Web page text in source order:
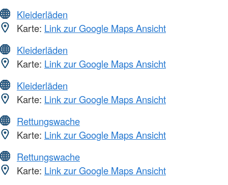
Kleiderläden
Karte: Link zur Google Maps Ansicht
Kleiderläden
Karte: Link zur Google Maps Ansicht
Kleiderläden
Karte: Link zur Google Maps Ansicht
Rettungswache
Karte: Link zur Google Maps Ansicht
Rettungswache
Karte: Link zur Google Maps Ansicht